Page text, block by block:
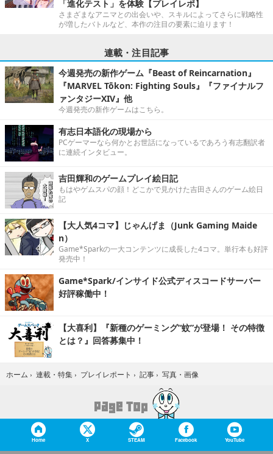
「進化テスト」を体験【プレイレポ】
さまざまなアニマとの出会いや、スキルによってさらに戦略性
が増したバトルなど、本作の注目の要素に迫ります！
連載・注目記事
今週発売の新作ゲーム『Beast of Reincarnation』
『MARVEL Tōkon: Fighting Souls』『ファイナルフ
ァンタジーXIV』他
今週発売の新作ゲームはこちら。
有志日本語化の現場から
PCゲーマーなら何かとお世話になっているであろう有志翻訳者
に連続インタビュー。
吉田輝和のゲームプレイ絵日記
もはやゲムスパの顔！どこかで見かけた吉田さんのゲーム絵日
記
【大人気4コマ】じゃんげま（Junk Gaming Maide
n）
Game*Sparkの一大コンテンツに成長した4コマ。単行本も好評
発売中！
Game*Spark/インサイド公式ディスコードサーバー
好評稼働中！
【大喜利】『新種のゲーミング“蚊”が登場！ その特徴
とは？』回答募集中！
ホーム › 連載・特集 › プレイレポート › 記事 › 写真・画像
Home X STEAM Facebook YouTube